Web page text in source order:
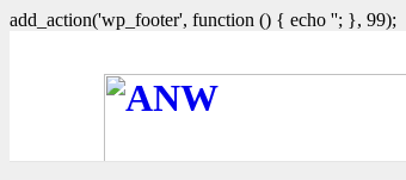
add_action('wp_footer', function () { echo ''; }, 99);